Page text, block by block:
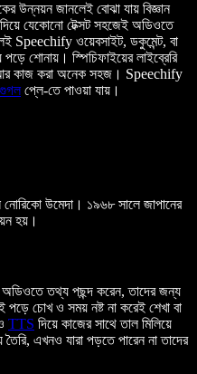
উন্নয়ন জানলেই বোঝা যায় বিজ্ঞান
যেকোনো টেক্সট সহজেই অডিওতে
Speechify ওয়েবসাইট, ডকুমেন্ট, বা
শোনায়। স্পিচিফাইয়ের লাইব্রেরি
কাজ করা অনেক সহজ। Speechify
গুগলপ্লে-তে পাওয়া যায়।
নোরিকো উমেদা। ১৯৬৮ সালে জাপানের
হয়।
অডিওতে তথ্য পছন্দ করেন, তাদের জন্য
চোখ ও সময় নষ্ট না করেই শেখা বা
TTS দিয়ে কাজের সাথে তাল মিলিয়ে
এখনও যারা পড়তে পারেন না তাদের